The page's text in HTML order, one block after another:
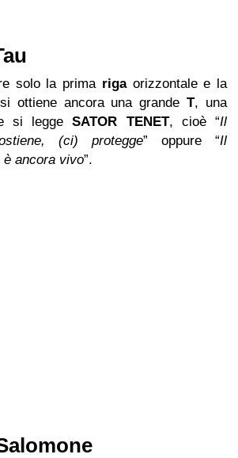
solo la prima rigaorizzontale e la
ottiene ancora una grandeT, una
si leggeSATOR TENET, cioè “Il
(ci) protegge” oppure “Il
ancora vivo”.